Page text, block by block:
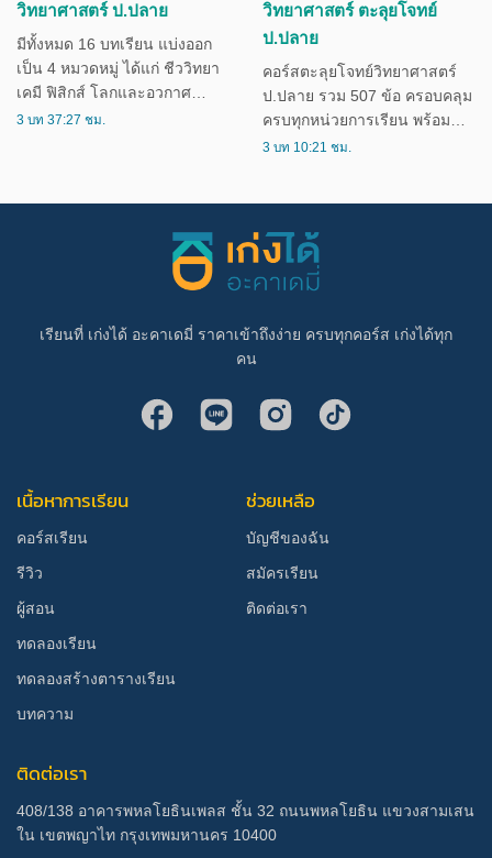
วิทยาศาสตร์ ป.ปลาย
มีทั้งหมด 16 บทเรียน แบ่งออก
เป็น 4 หมวดหมู่ ได้แก่ ชีววิทยา
เคมี ฟิสิกส์ โลกและอวกาศ
เหมาะสำหรับนักเรียนชั้น ป.4-
3 บท 37:27 ชม.
วิทยาศาสตร์ ตะลุยโจทย์
ป.ปลาย
คอร์สตะลุยโจทย์วิทยาศาสตร์
ป.ปลาย รวม 507 ข้อ ครอบคลุม
ครบทุกหน่วยการเรียน พร้อม
แบบฝึกหัดท้ายบท ใช้ติวสอบได้
3 บท 10:21 ชม.
เรียนที่ เก่งได้ อะคาเดมี่ ราคาเข้าถึงง่าย ครบทุกคอร์ส เก่งได้ทุก
คน
เนื้อหาการเรียน
คอร์สเรียน
รีวิว
ผู้สอน
ทดลองเรียน
ทดลองสร้างตารางเรียน
บทความ
ช่วยเหลือ
บัญชีของฉัน
สมัครเรียน
ติดต่อเรา
ติดต่อเรา
408/138 อาคารพหลโยธินเพลส ชั้น 32 ถนนพหลโยธิน แขวงสามเสน
ใน เขตพญาไท กรุงเทพมหานคร 10400